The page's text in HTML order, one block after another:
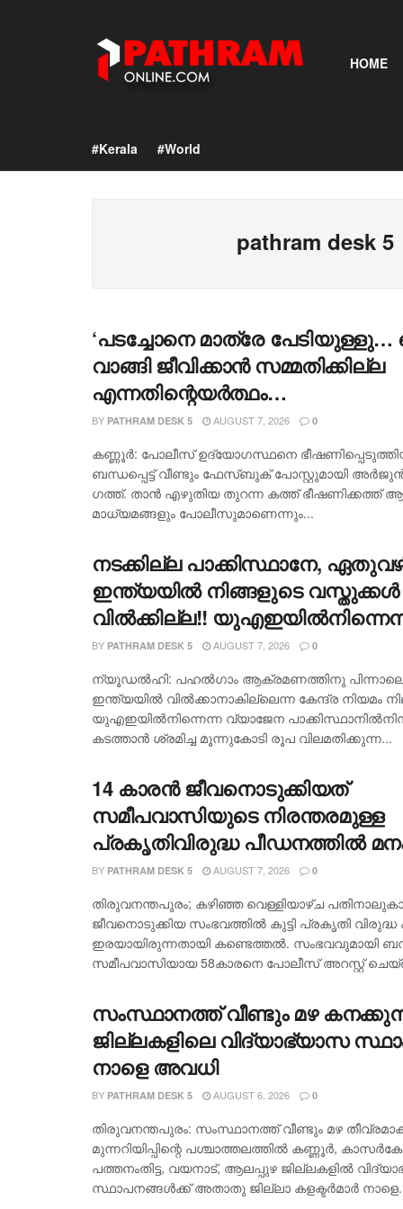
HOME
#Kerala #World
pathram desk 5
‘പടച്ചോനെ മാത്രേ
വാങ്ങി ജീവിക്കാൻ സമ്മതിക്കില്ല
എന്നതിന്റെയർത്ഥം
കൊന്നുകളയുമെന്നാണെന്ന്
വായിച്ചവന്റെ തെറ്റ്, ജോലി
കളയിക്കുമെന്നാണ് ഞാൻ
പോലീസിനോട് ബഹുമാനം
അന്യായം ചെയ്തയാളോട്
വൈരാഗ്യവുമുള്ളൂ’- അർജുൻ
BY PATHRAM DESK 5 AUGUST 7, 2026 0
കണ്ണൂർ: പോലീസ് ഉദ്യോഗസ്ഥനെ
ബന്ധപ്പെട്ട് വീണ്ടും ഫേസ്ബുക് പോസ്റ്റുമായി
ഗത്ത്. താൻ എഴുതിയ തുറന്ന കത്ത് ഭീഷണിക്കത്ത്
മാധ്യമങ്ങളും പോലീസുമാണെന്നും...
നടക്കില്ല പാക്കിസ്ഥാനേ,
ഇന്ത്യയിൽ നിങ്ങളുടെ വസ്തുക്കൾ
വിൽക്കില്ല!!
വ്യാജേന ഇന്ത്യയിലേക്ക് കടത്താൻ
മൂന്നു കോടിയുടെ ഈന്തപ്പഴം
പിടികൂടി, 1.4 കോടിയുടെ ‘ഗുഗ്ഗുൾ
പിടികൂടിയത് കഴിഞ്ഞയാഴ്ച
BY PATHRAM DESK 5 AUGUST 7, 2026 0
ന്യൂഡൽഹി: പഹൽ​ഗാം ആക്രമണത്തിനു
ഇന്ത്യയിൽ വിൽക്കാനാകില്ലെന്ന കേന്ദ്ര നിയമം
യുഎഇയിൽനിന്നെന്ന വ്യാജേന
കടത്താൻ ശ്രമിച്ച മൂന്നുകോടി രൂപ വിലമതിക്കുന്ന...
14 കാരൻ ജീവനൊടുക്കിയത്
സമീപവാസിയുടെ നിരന്തരമുള്ള
പ്രകൃതിവിരുദ്ധ പീഡനത്തിൽ
58 കാരൻ പോക്സോ കേസിൽ
കുട്ടിയെ താൻ പീഡിപ്പിച്ചതായി
പ്രതി
BY PATHRAM DESK 5 AUGUST 7, 2026 0
തിരുവനന്തപുരം; കഴിഞ്ഞ വെള്ളിയാഴ്ച
ജീവനൊടുക്കിയ സംഭവത്തിൽ കുട്ടി പ്രക‍ൃതി
ഇരയായിരുന്നതായി കണ്ടെത്തൽ. സംഭവവുമായി
സമീപവാസിയായ 58കാരനെ പോലീസ് അറസ്റ്റ്
സംസ്ഥാനത്ത് വീണ്ടും മഴ
ജില്ലകളിലെ വിദ്യാഭ്യാസ
നാളെ അവധി
BY PATHRAM DESK 5 AUGUST 6, 2026 0
തിരുവനന്തപുരം: സംസ്ഥാനത്ത് വീണ്ടും മഴ
മുന്നറിയിപ്പിന്റെ പശ്ചാത്തലത്തിൽ കണ്ണൂർ,
പത്തനംതിട്ട, വയനാട്, ആലപ്പുഴ ജില്ലകളിൽ
സ്ഥാപനങ്ങൾക്ക് അതാതു ജില്ലാ കളക്ടർമാർ